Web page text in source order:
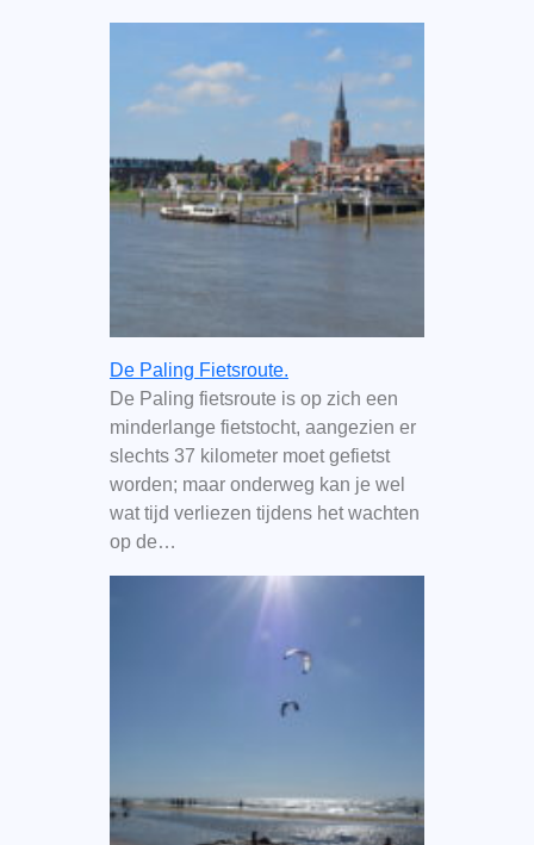
De Paling Fietsroute.
De Paling fietsroute is op zich een
minderlange fietstocht, aangezien er
slechts 37 kilometer moet gefietst
worden; maar onderweg kan je wel
wat tijd verliezen tijdens het wachten
op de…